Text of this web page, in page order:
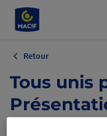
Retour
Tous unis